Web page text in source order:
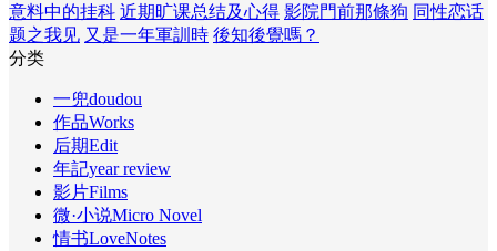
意料中的挂科 近期旷课总结及心得 影院門前那條狗 同性恋话
题之我见 又是一年軍訓時 後知後覺嗎？
分类
一兜doudou
作品Works
后期Edit
年記year review
影片Films
微·小说Micro Novel
情书LoveNotes